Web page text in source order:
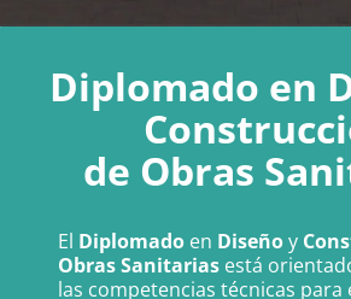
Diplomado en
de Obras
El Diplomadoen Diseñoy
ObrasSanitariasestá
las competencias técnicas para